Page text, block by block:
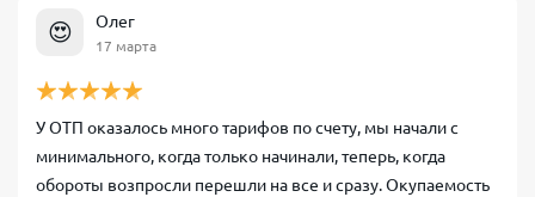
😍 Олег
17 марта
У ОТП оказалось много тарифов по счету, мы начали с
минимального, когда только начинали, теперь, когда
обороты возпросли перешли на все и сразу. Окупаемость